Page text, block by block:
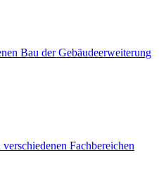
Bau der Gebäudeerweiterung
Fachbereichen